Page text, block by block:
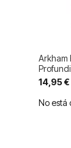
Arkham
14,95 €
No está